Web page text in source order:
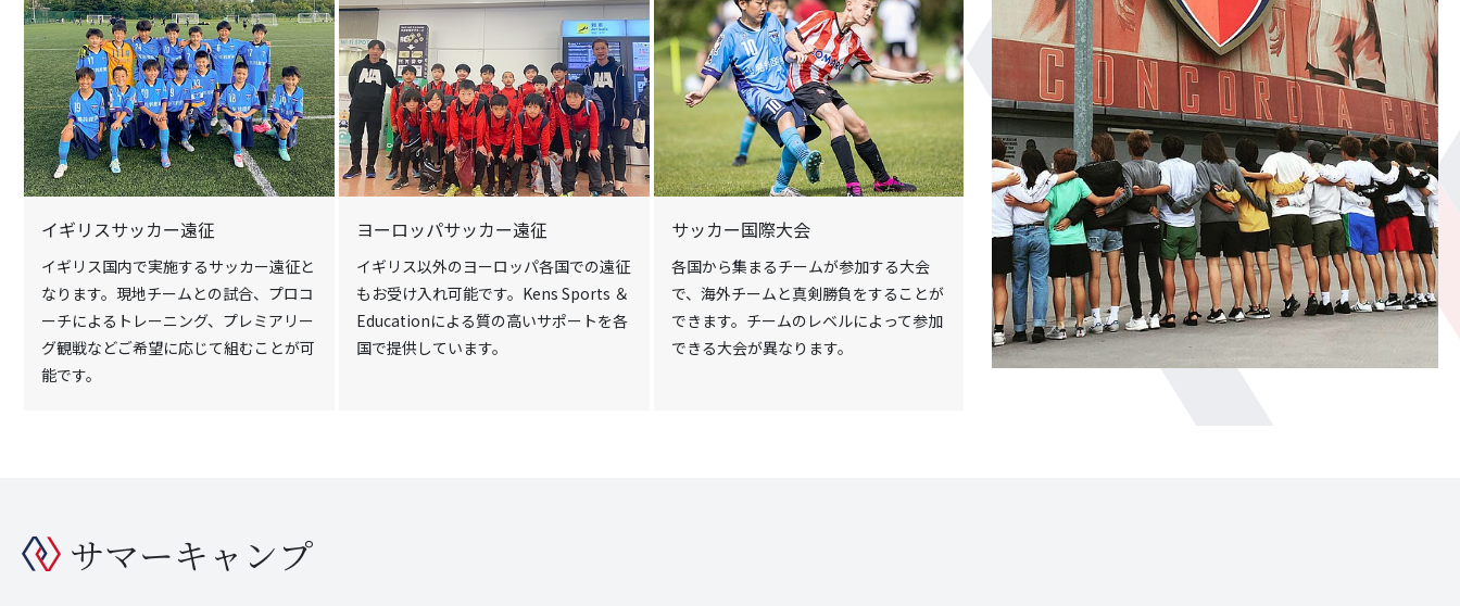
イギリスサッカー遠征
イギリス国内で実施するサッカー遠征と
なります。現地チームとの試合、プロコ
ーチによるトレーニング、プレミアリー
グ観戦などご希望に応じて組むことが可
能です。
ヨーロッパサッカー遠征
イギリス以外のヨーロッパ各国での遠征
もお受け入れ可能です。Kens Sports ＆
Educationによる質の高いサポートを各
国で提供しています。
サッカー国際大会
各国から集まるチームが参加する大会
で、海外チームと真剣勝負をすることが
できます。チームのレベルによって参加
できる大会が異なります。
サマーキャンプ